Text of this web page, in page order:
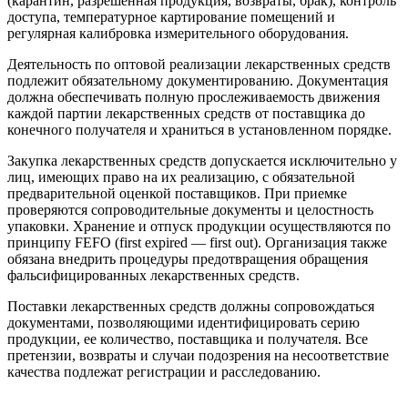
доступа, температурное картирование помещений и
регулярная калибровка измерительного оборудования.
Деятельность по оптовой реализации лекарственных средств
подлежит обязательному документированию. Документация
должна обеспечивать полную прослеживаемость движения
каждой партии лекарственных средств от поставщика до
конечного получателя и храниться в установленном порядке.
Закупка лекарственных средств допускается исключительно у
лиц, имеющих право на их реализацию, с обязательной
предварительной оценкой поставщиков. При приемке
проверяются сопроводительные документы и целостность
упаковки. Хранение и отпуск продукции осуществляются по
принципу FEFO (first expired — first out). Организация также
обязана внедрить процедуры предотвращения обращения
фальсифицированных лекарственных средств.
Поставки лекарственных средств должны сопровождаться
документами, позволяющими идентифицировать серию
продукции, ее количество, поставщика и получателя. Все
претензии, возвраты и случаи подозрения на несоответствие
качества подлежат регистрации и расследованию.